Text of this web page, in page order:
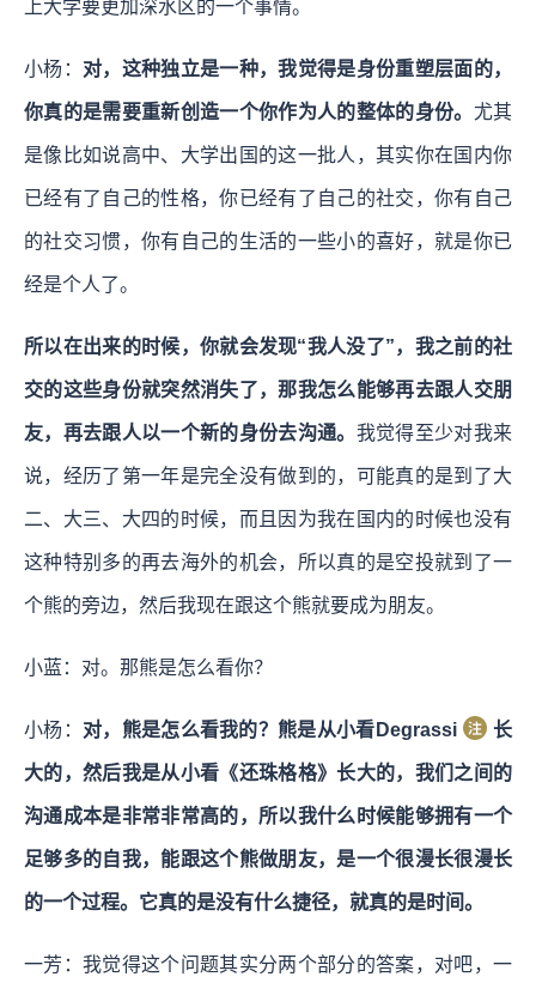
上大学要更加深水区的一个事情。
小杨： 对，这种独立是一种，我觉得是身份重塑层面的，
你真的是需要重新创造一个你作为人的整体的身份。 尤其
是像比如说高中、大学出国的这一批人，其实你在国内你
已经有了自己的性格，你已经有了自己的社交，你有自己
的社交习惯，你有自己的生活的一些小的喜好，就是你已
经是个人了。
所以在出来的时候，你就会发现“我人没了”，我之前的社
交的这些身份就突然消失了，那我怎么能够再去跟人交朋
友，再去跟人以一个新的身份去沟通。 我觉得至少对我来
说，经历了第一年是完全没有做到的，可能真的是到了大
二、大三、大四的时候，而且因为我在国内的时候也没有
这种特别多的再去海外的机会，所以真的是空投就到了一
个熊的旁边，然后我现在跟这个熊就要成为朋友。
小蓝：对。那熊是怎么看你？
小杨： 对，熊是怎么看我的？熊是从小看Degrassi 长
大的，然后我是从小看《还珠格格》长大的，我们之间的
沟通成本是非常非常高的，所以我什么时候能够拥有一个
足够多的自我，能跟这个熊做朋友，是一个很漫长很漫长
的一个过程。它真的是没有什么捷径，就真的是时间。
一芳：我觉得这个问题其实分两个部分的答案，对吧，一